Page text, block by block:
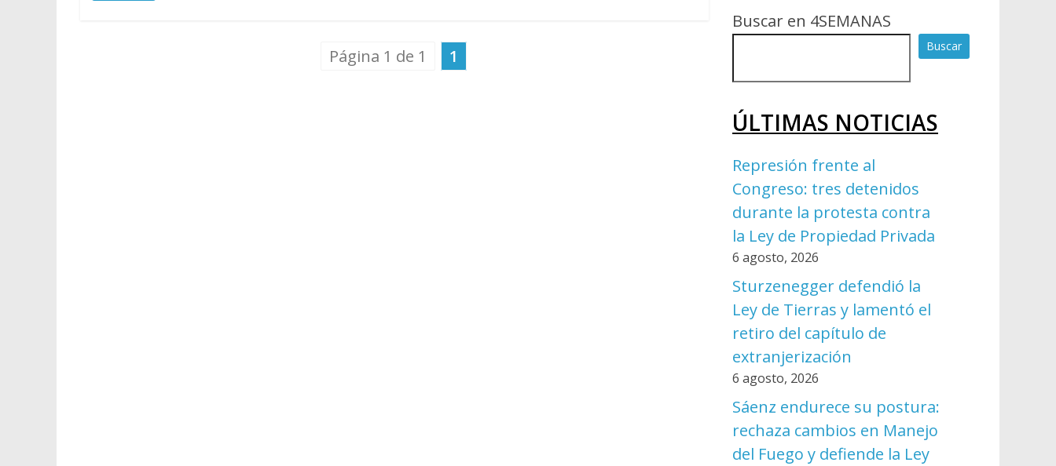
Página 1 de 1 1
Buscar en 4SEMANAS
Buscar
ÚLTIMAS NOTICIAS
Represión frente al
Congreso: tres detenidos
durante la protesta contra
la Ley de Propiedad Privada
6 agosto, 2026
Sturzenegger defendió la
Ley de Tierras y lamentó el
retiro del capítulo de
extranjerización
6 agosto, 2026
Sáenz endurece su postura:
rechaza cambios en Manejo
del Fuego y defiende la Ley